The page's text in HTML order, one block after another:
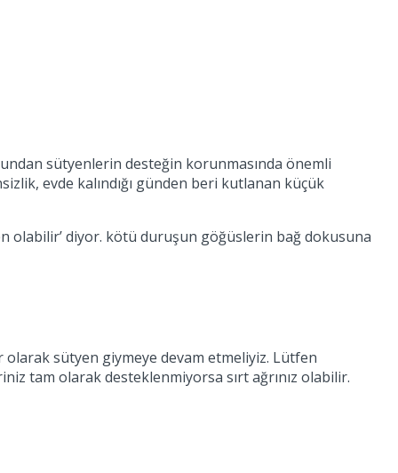
sütyenlerin desteğin korunmasında önemli
evde kalındığı günden beri kutlanan küçük
olabilir’ diyor. kötü duruşun göğüslerin bağ dokusuna
olarak sütyen giymeye devam etmeliyiz. Lütfen
tam olarak desteklenmiyorsa sırt ağrınız olabilir.